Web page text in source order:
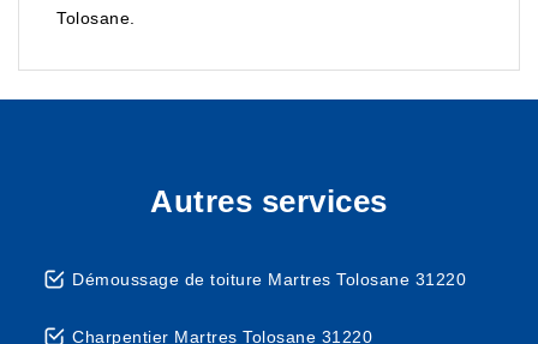
Tolosane.
Autres services
Démoussage de toiture Martres Tolosane 31220
Charpentier Martres Tolosane 31220